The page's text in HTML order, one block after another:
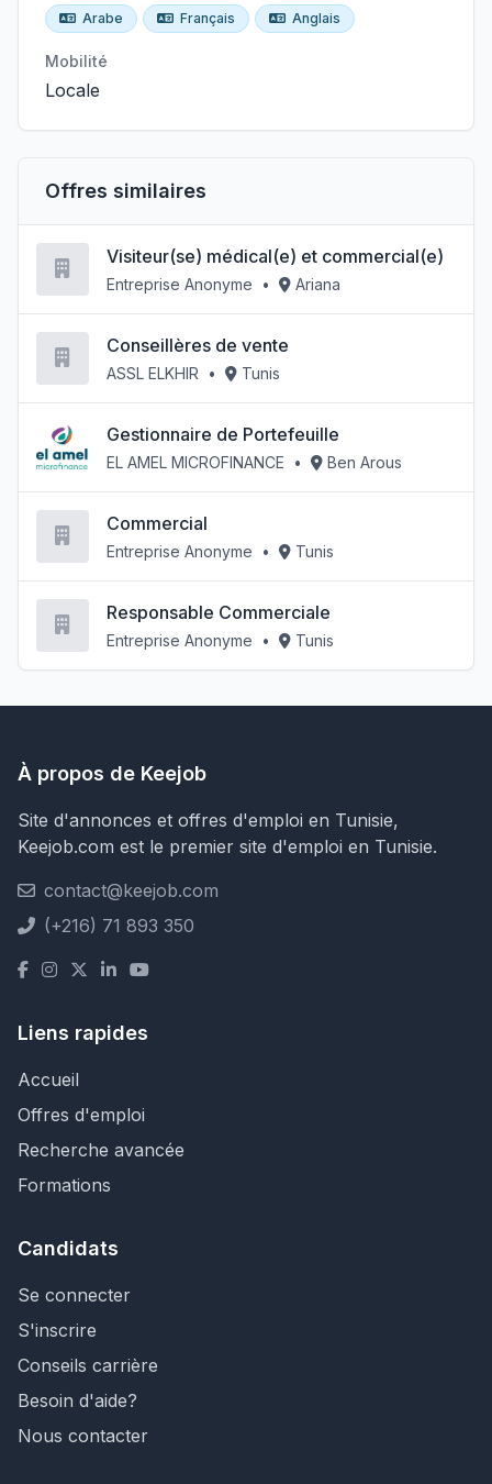
Arabe Français Anglais
Mobilité
Locale
Offres similaires
Visiteur(se) médical(e) et commercial(e)
Entreprise Anonyme • Ariana
Conseillères de vente
ASSL ELKHIR • Tunis
Gestionnaire de Portefeuille
EL AMEL MICROFINANCE • Ben Arous
Commercial
Entreprise Anonyme • Tunis
Responsable Commerciale
Entreprise Anonyme • Tunis
À propos de Keejob
Site d'annonces et offres d'emploi en Tunisie,
Keejob.com est le premier site d'emploi en Tunisie.
contact@keejob.com
(+216) 71 893 350
Liens rapides
Accueil
Offres d'emploi
Recherche avancée
Formations
Candidats
Se connecter
S'inscrire
Conseils carrière
Besoin d'aide?
Nous contacter